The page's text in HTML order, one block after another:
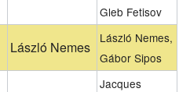
Gleb Fetisov
László Nemes
László Nemes,
Gábor Sipos
Jacques